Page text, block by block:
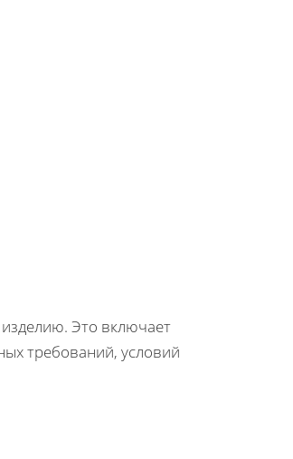
Это включает
требований, условий